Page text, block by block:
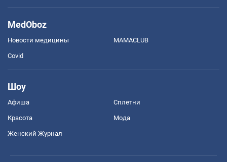
MedOboz
Новости медицины MAMACLUB
Covid
Шоу
Афиша Сплетни
Красота Мода
Женский Журнал